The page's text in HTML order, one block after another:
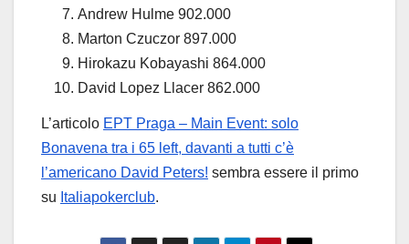
Andrew Hulme 902.000
Marton Czuczor 897.000
Hirokazu Kobayashi 864.000
David Lopez Llacer 862.000
L’articolo EPT Praga – Main Event: solo
Bonavena tra i 65 left, davanti a tutti c’è
l’americano David Peters! sembra essere il primo
su Italiapokerclub.